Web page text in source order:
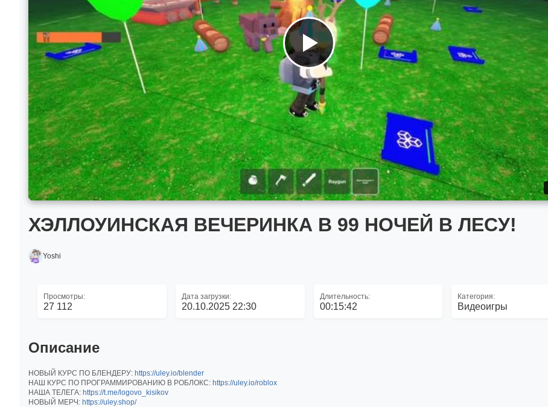
ХЭЛЛОУИНСКАЯ ВЕЧЕРИНКА В 99 НОЧЕЙ В ЛЕСУ!
Yoshi
Просмотры:
27 112
Дата загрузки:
20.10.2025 22:30
Длительность:
00:15:42
Категория:
Видеоигры
Описание
НОВЫЙ КУРС ПО БЛЕНДЕРУ: https://uley.io/blender
НАШ КУРС ПО ПРОГРАММИРОВАНИЮ В РОБЛОКС: https://uley.io/roblox
НАША ТЕЛЕГА: https://t.me/logovo_kisikov
НОВЫЙ МЕРЧ: https://uley.shop/